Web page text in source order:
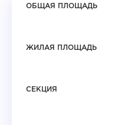
ОБЩАЯ ПЛОЩАДЬ
ЖИЛАЯ ПЛОЩАДЬ
СЕКЦИЯ